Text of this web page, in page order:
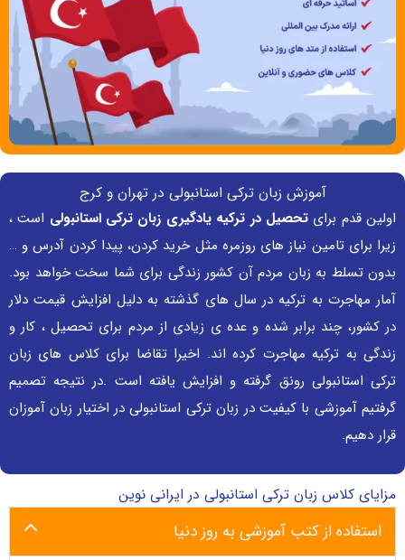
آموزش زبان ترکی استانبولی در تهران و کرج
اولین قدم برایتحصیل در ترکیه یادگیری زبان ترکی استانبولی است ،
زیرا برای تامین نیاز های روزمره مثل خرید کردن، پیدا کردن آدرس و …
بدون تسلط به زبان مردم آن کشور زندگی برای شما سخت خواهد بود.
آمار مهاجرت به ترکیه در سال های گذشته به دلیل افزایش قیمت دلار
در کشور، چند برابر شده و عده ی زیادی از مردم برای تحصیل ، کار و
زندگی به ترکیه مهاجرت کرده اند. اخیرا تقاضا برای کلاس های زبان
ترکی استانبولی رونق گرفته و افزایش یافته است .در نتیجه تصمیم
گرفتیم آموزشی با کیفیت در زبان ترکی استانبولی در اختیار زبان آموزان
قرار دهیم.
مزایای کلاس زبان ترکی استانبولی در ایرانی نوین
استفاده از کتب آموزشی به روز دنیا